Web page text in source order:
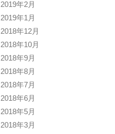
2019年2月
2019年1月
2018年12月
2018年10月
2018年9月
2018年8月
2018年7月
2018年6月
2018年5月
2018年3月